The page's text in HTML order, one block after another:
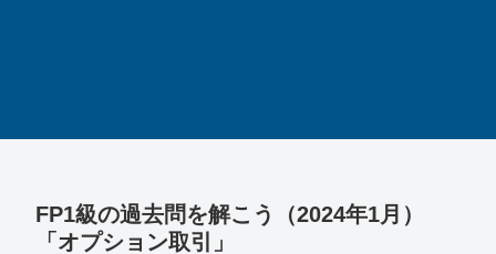
FP1級の過去問を解こう（2024年1月）
「オプション取引」